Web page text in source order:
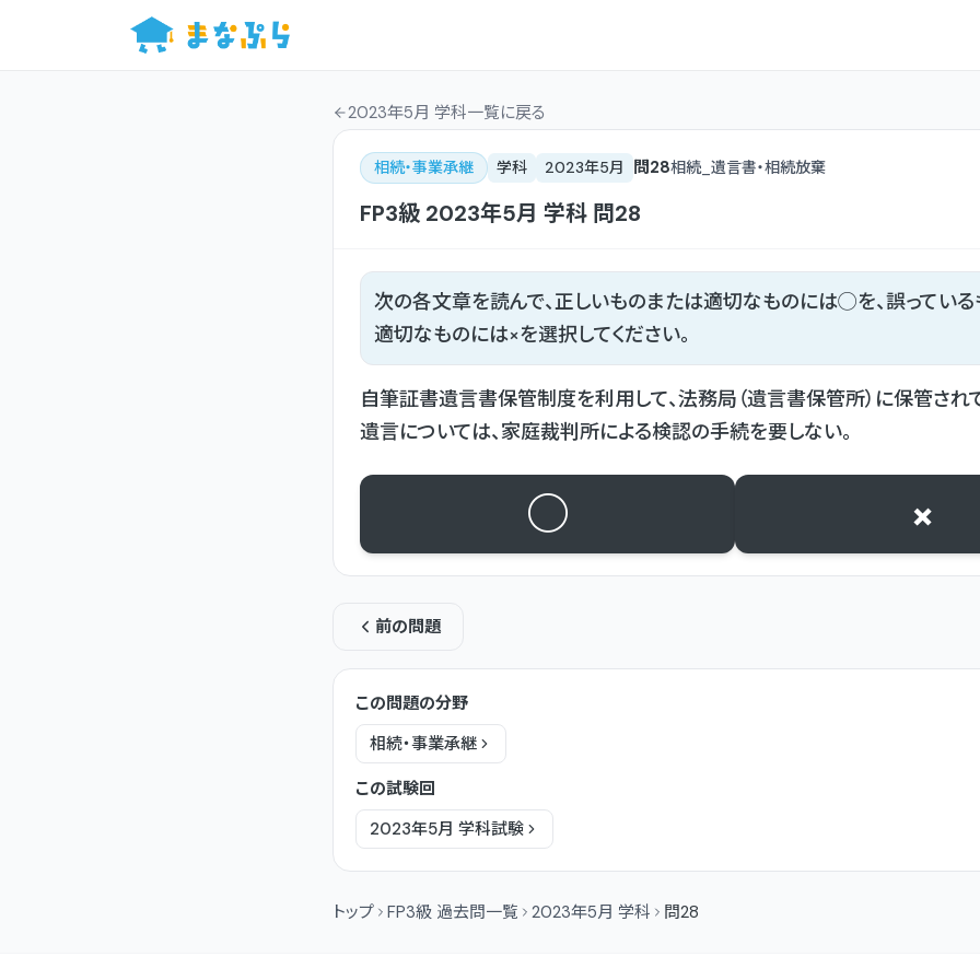
2023年5月 学科一覧に戻る
相続・事業承継 学科 2023年5月 問28相続_遺言書・相続放棄
FP3級 2023年5月 学科 問28
次の各文章を読んで、正しいものまたは適切なものには◯を、誤ってい
適切なものには×を選択してください。
自筆証書遺言書保管制度を利用して、法務局（遺言書保管所）に保管さ
遺言については、家庭裁判所による検認の手続を要しない。
○ ×
前の問題
この問題の分野
相続・事業承継
この試験回
2023年5月 学科試験
トップ FP3級 過去問一覧 2023年5月 学科 問28